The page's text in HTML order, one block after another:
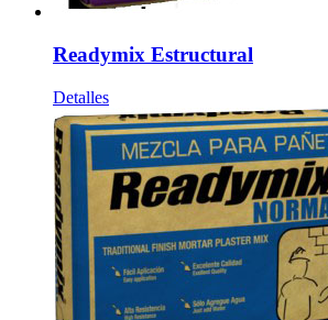
Readymix Estructural
Detalles